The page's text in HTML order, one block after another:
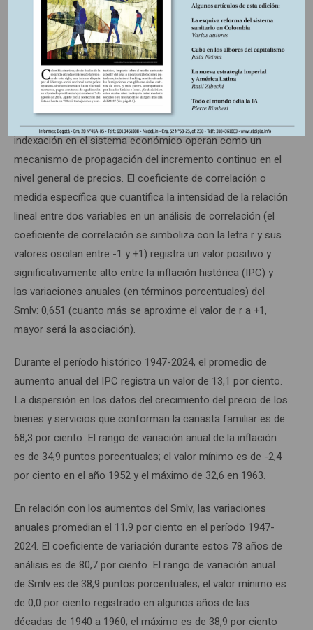
El costo de vida y el Smlv
En general, el Smlv está anclado a la inflación del año
anterior del ajuste salarial. Los insignificantes cambios en
la productividad laboral influyen marginalmente en los
cambios que registre el mismo. En paralelo, el Smlv y su
indexación en el sistema económico operan como un
mecanismo de propagación del incremento continuo en el
nivel general de precios. El coeficiente de correlación o
medida específica que cuantifica la intensidad de la relación
lineal entre dos variables en un análisis de correlación (el
coeficiente de correlación se simboliza con la letra r y sus
valores oscilan entre -1 y +1) registra un valor positivo y
significativamente alto entre la inflación histórica (IPC) y
las variaciones anuales (en términos porcentuales) del
Smlv: 0,651 (cuanto más se aproxime el valor de r a +1,
mayor será la asociación).
Durante el período histórico 1947-2024, el promedio de
aumento anual del IPC registra un valor de 13,1 por ciento.
La dispersión en los datos del crecimiento del precio de los
bienes y servicios que conforman la canasta familiar es de
68,3 por ciento. El rango de variación anual de la inflación
es de 34,9 puntos porcentuales; el valor mínimo es de -2,4
por ciento en el año 1952 y el máximo de 32,6 en 1963.
En relación con los aumentos del Smlv, las variaciones
anuales promedian el 11,9 por ciento en el período 1947-
2024. El coeficiente de variación durante estos 78 años de
análisis es de 80,7 por ciento. El rango de variación anual
de Smlv es de 38,9 puntos porcentuales; el valor mínimo es
de 0,0 por ciento registrado en algunos años de las
décadas de 1940 a 1960; el máximo es de 38,9 por ciento